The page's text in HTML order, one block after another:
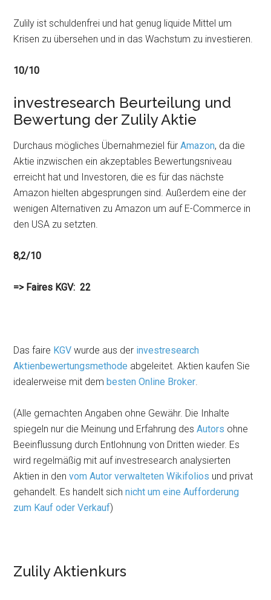
Zulily ist schuldenfrei und hat genug liquide Mittel um
Krisen zu übersehen und in das Wachstum zu investieren.
10/10
investresearch Beurteilung und
Bewertung der Zulily Aktie
Durchaus mögliches Übernahmeziel fürAmazon, da die
Aktie inzwischen ein akzeptables Bewertungsniveau
erreicht hat und Investoren, die es für das nächste
Amazon hielten abgesprungen sind. Außerdem eine der
wenigen Alternativen zu Amazon um auf E-Commerce in
den USA zu setzten.
8,2/10
=> Faires KGV: 22
Das faire KGV wurde aus der investresearch
Aktienbewertungsmethode abgeleitet. Aktien kaufen Sie
idealerweise mit dembesten Online Broker.
(Alle gemachten Angaben ohne Gewähr. Die Inhalte
spiegeln nur die Meinung und Erfahrung desAutors ohne
Beeinflussung durch Entlohnung von Dritten wieder. Es
wird regelmäßig mit auf investresearch analysierten
Aktien in denvom Autor verwalteten Wikifolios und privat
gehandelt. Es handelt sichnicht um eine Aufforderung
zum Kauf oder Verkauf)
Zulily Aktienkurs